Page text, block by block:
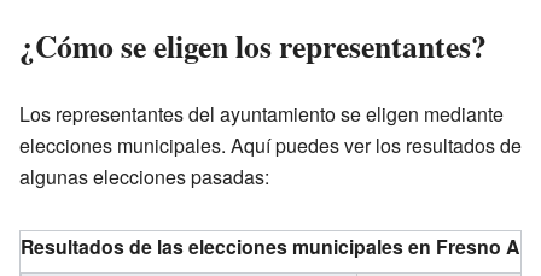
¿Cómo se eligen los representantes?
Los representantes del ayuntamiento se eligen mediante
elecciones municipales. Aquí puedes ver los resultados de
algunas elecciones pasadas:
Resultados de las elecciones municipales en Fresno